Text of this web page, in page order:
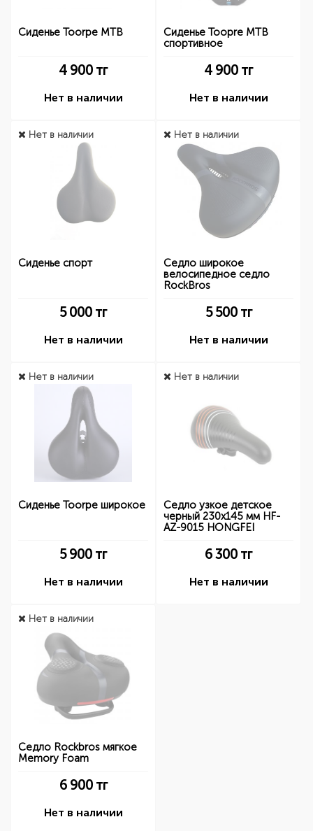
Сиденье Toorpe MTB
4 900 тг
Нет в наличии
Сиденье Toopre MTB
спортивное
4 900 тг
Нет в наличии
Нет в наличии
Сиденье спорт
5 000 тг
Нет в наличии
Нет в наличии
Седло широкое
велосипедное седло
RockBros
5 500тг
Нет в наличии
Нет в наличии
Сиденье Toorpe широкое
5 900 тг
Нет в наличии
Нет в наличии
Седло узкое детское
черный 230х145 мм HF-
AZ-9015 HONGFEI
6 300 тг
Нет в наличии
Нет в наличии
Седло Rockbros мягкое
Memory Foam
6 900тг
Нет в наличии